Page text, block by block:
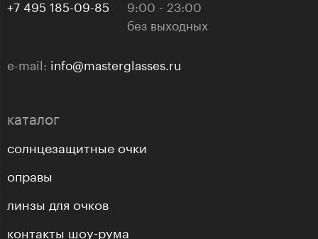
+7 495 185-09-85
9:00 - 23:00
без выходных
e-mail: info@masterglasses.ru
каталог
солнцезащитные очки
оправы
линзы для очков
контакты шоу-рума